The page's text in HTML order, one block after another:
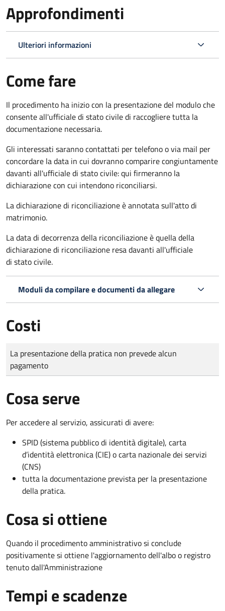
Approfondimenti
Ulteriori informazioni
Come fare
Il procedimento ha inizio con la presentazione del modulo che
consente all'ufficiale di stato civile di raccogliere tutta la
documentazione necessaria.
Gli interessati saranno contattati per telefono o via mail per
concordare la data in cui dovranno comparire congiuntamente
davanti all'ufficiale di stato civile: qui firmeranno la
dichiarazione con cui intendono riconciliarsi.
La dichiarazione di riconciliazione è annotata sull'atto di
matrimonio.
La data di decorrenza della riconciliazione è quella della
dichiarazione di riconciliazione resa davanti all'ufficiale
di stato civile.
Moduli da compilare e documenti da allegare
Costi
Tipo di pagamento
Importo
La presentazione della pratica non prevede alcun
pagamento
Cosa serve
Per accedere al servizio, assicurati di avere:
SPID (sistema pubblico di identità digitale), carta
d’identità elettronica (CIE) o carta nazionale dei servizi
(CNS)
tutta la documentazione prevista per la presentazione
della pratica.
Cosa si ottiene
Quando il procedimento amministrativo si conclude
positivamente si ottiene l'aggiornamento dell'albo o registro
tenuto dall'Amministrazione
Tempi e scadenze